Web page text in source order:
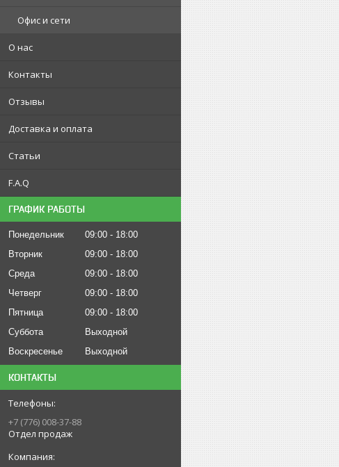
Офис и сети
О нас
Контакты
Отзывы
Доставка и оплата
Статьи
F.A.Q
ГРАФИК РАБОТЫ
Понедельник 09:00
18:00
Вторник
09:00
18:00
Среда
09:00
18:00
Четверг
09:00
18:00
Пятница
09:00
18:00
Суббота
Выходной
Воскресенье
Выходной
КОНТАКТЫ
+7 (776) 008-37-88
Отдел продаж